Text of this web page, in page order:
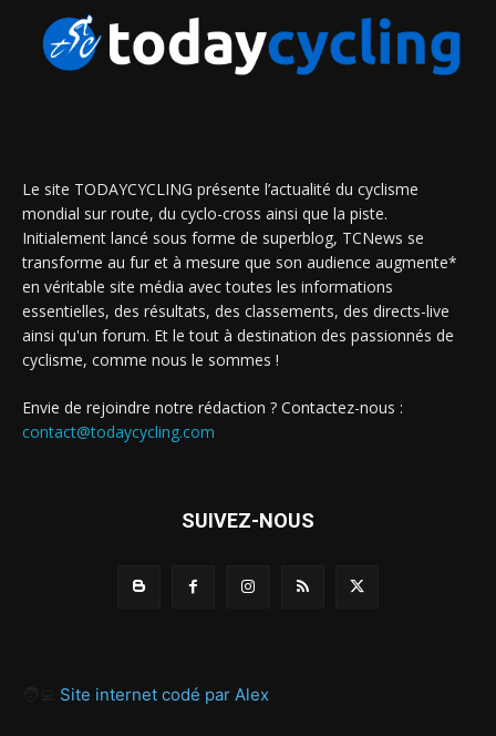
Le site TODAYCYCLING présente l’actualité du cyclisme
mondial sur route, du cyclo-cross ainsi que la piste.
Initialement lancé sous forme de superblog, TCNews se
transforme au fur et à mesure que son audience augmente*
en véritable site média avec toutes les informations
essentielles, des résultats, des classements, des directs-live
ainsi qu'un forum. Et le tout à destination des passionnés de
cyclisme, comme nous le sommes !
Envie de rejoindre notre rédaction ? Contactez-nous :
contact@todaycycling.com
SUIVEZ-NOUS
Site internet codé par Alex